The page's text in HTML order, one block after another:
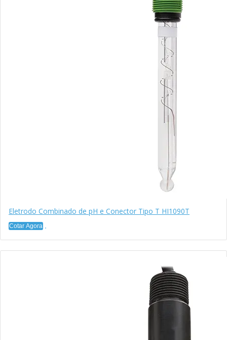
Eletrodo Combinado de pH e Conector Tipo T HI1090T
Cotar Agora